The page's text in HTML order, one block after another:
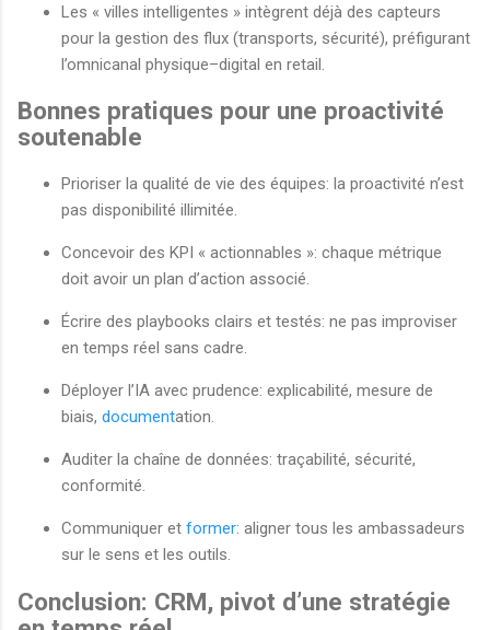
Les « villes intelligentes » intègrent déjà des capteurs
pour la gestion des flux (transports, sécurité), préfigurant
l’omnicanal physique–digital en retail.
Bonnes pratiques pour une proactivité
soutenable
Prioriser la qualité de vie des équipes: la proactivité n’est
pas disponibilité illimitée.
Concevoir des KPI « actionnables »: chaque métrique
doit avoir un plan d’action associé.
Écrire des playbooks clairs et testés: ne pas improviser
en temps réel sans cadre.
Déployer l’IA avec prudence: explicabilité, mesure de
biais, documentation.
Auditer la chaîne de données: traçabilité, sécurité,
conformité.
Communiquer et former: aligner tous les ambassadeurs
sur le sens et les outils.
Conclusion: CRM, pivot d’une stratégie